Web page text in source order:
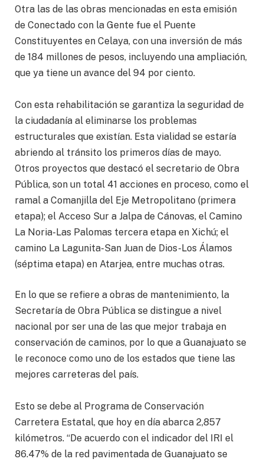
Otra las de las obras mencionadas en esta emisión
de Conectado con la Gente fue el Puente
Constituyentes en Celaya, con una inversión de más
de 184 millones de pesos, incluyendo una ampliación,
que ya tiene un avance del 94 por ciento.
Con esta rehabilitación se garantiza la seguridad de
la ciudadanía al eliminarse los problemas
estructurales que existían. Esta vialidad se estaría
abriendo al tránsito los primeros días de mayo.
Otros proyectos que destacó el secretario de Obra
Pública, son un total 41 acciones en proceso, como el
ramal a Comanjilla del Eje Metropolitano (primera
etapa); el Acceso Sur a Jalpa de Cánovas, el Camino
La Noria-Las Palomas tercera etapa en Xichú; el
camino La Lagunita-San Juan de Dios-Los Álamos
(séptima etapa) en Atarjea, entre muchas otras.
En lo que se refiere a obras de mantenimiento, la
Secretaría de Obra Pública se distingue a nivel
nacional por ser una de las que mejor trabaja en
conservación de caminos, por lo que a Guanajuato se
le reconoce como uno de los estados que tiene las
mejores carreteras del país.
Esto se debe al Programa de Conservación
Carretera Estatal, que hoy en día abarca 2,857
kilómetros. “De acuerdo con el indicador del IRI el
86.47% de la red pavimentada de Guanajuato se